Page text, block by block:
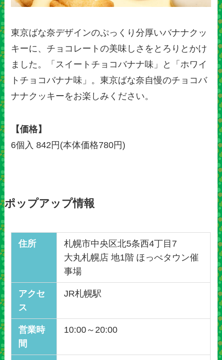
東京ばな奈デザインのぷっくり分厚いバナナクッ
キーに、チョコレートの美味しさをとろりとかけ
ました。「スイートチョコバナナ味」と「ホワイ
トチョコバナナ味」。東京ばな奈自慢のチョコバ
ナナクッキーをお楽しみください。
【価格】
6個入 842円(本体価格780円)
ポップアップ情報
住所
札幌市中央区北5条西4丁目7
大丸札幌店 地1階 ほっぺタウン催
事場
アクセ
ス
JR札幌駅
営業時
間
10:00～20:00